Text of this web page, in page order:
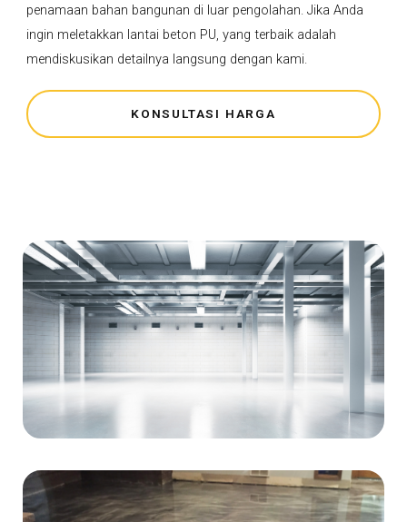
penamaan bahan bangunan di luar pengolahan. Jika Anda
ingin meletakkan lantai beton PU, yang terbaik adalah
mendiskusikan detailnya langsung dengan kami.
KONSULTASI HARGA